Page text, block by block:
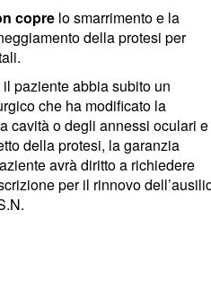
coprelo smarrimento e la
della protesi per
paziente abbia subito un
che ha modificato la
cavità o degli annessi oculari e
della protesi, la garanzia
avrà diritto a richiedere
per il rinnovo